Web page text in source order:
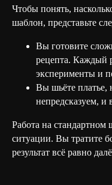
Чтобы понять,
шаблон, представьте
Вы готовите
рецепта. Каждый
эксперименты и
Вы шьёте платье,
непредсказуем, и
Работа на
ситуации. Вы тратите
результат всё равно